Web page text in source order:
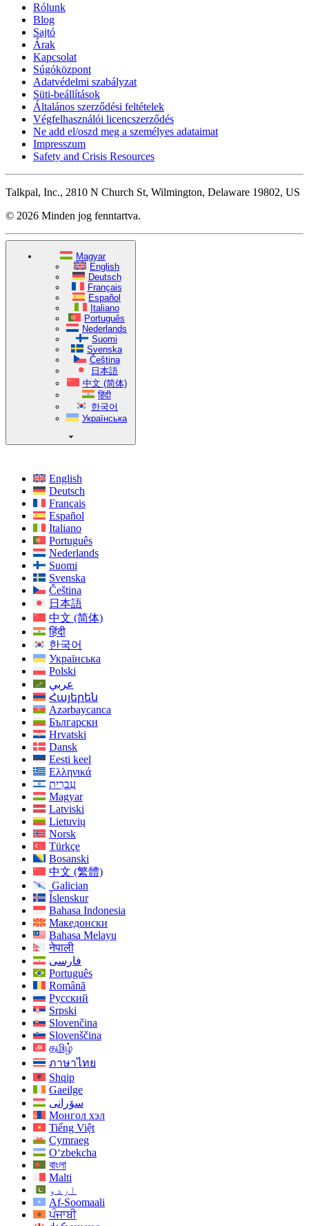
Rólunk
Blog
Sajtó
Árak
Kapcsolat
Súgóközpont
Adatvédelmi szabályzat
Süti-beállítások
Általános szerződési feltételek
Végfelhasználói licencszerződés
Ne add el/oszd meg a személyes adataimat
Impresszum
Safety and Crisis Resources
Talkpal, Inc., 2810 N Church St, Wilmington, Delaware 19802, US
© 2026 Minden jog fenntartva.
Magyar
English
Deutsch
Français
Español
Italiano
Português
Nederlands
Suomi
Svenska
Čeština
日本語
中文 (简体)
हिंदी
한국어
Українська
English
Deutsch
Français
Español
Italiano
Português
Nederlands
Suomi
Svenska
Čeština
日本語
中文 (简体)
हिंदी
한국어
Українська
Polski
عربي
Հայերեն
Azərbaycanca
Български
Hrvatski
Dansk
Eesti keel
Ελληνικά
עִברִית
Magyar
Latviski
Lietuvių
Norsk
Türkçe
Bosanski
中文 (繁體)
Galician
Íslenskur
Bahasa Indonesia
Македонски
Bahasa Melayu
नेपाली
فارسی
Português
Română
Русский
Srpski
Slovenčina
Slovenščina
தமிழ்
ภาษาไทย
Shqip
Gaeilge
سۆرانی
Монгол хэл
Tiếng Việt
Cymraeg
O‘zbekcha
বাংলা
Malti
اردو
Af-Soomaali
ਪੰਜਾਬੀ